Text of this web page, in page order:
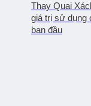
Thay Quai
giá trị sử dụng
ban đầu